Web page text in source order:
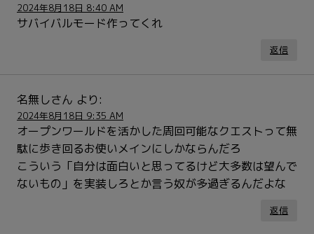
2024年8月18日 8:40 AM
サバイバルモード作ってくれ
返信
名無しさん より:
2024年8月18日 9:35 AM
オープンワールドを活かした周回可能なクエストって無
駄に歩き回るお使いメインにしかならんだろ
こういう「自分は面白いと思ってるけど大多数は望んで
ないもの」を実装しろとか言う奴が多過ぎるんだよな
返信